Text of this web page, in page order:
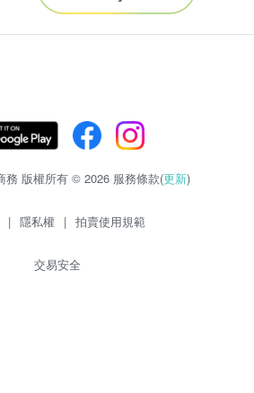
務 版權所有 © 2026 服務條款(更新)
| 隱私權 | 拍賣使用規範
交易安全